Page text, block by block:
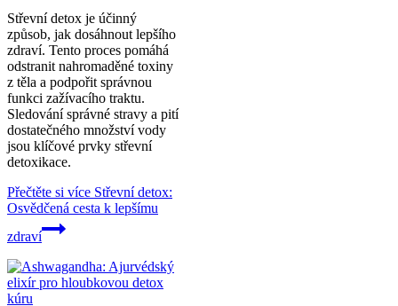
Střevní detox je účinný
způsob, jak dosáhnout lepšího
zdraví. Tento proces pomáhá
odstranit nahromaděné toxiny
z těla a podpořit správnou
funkci zažívacího traktu.
Sledování správné stravy a pití
dostatečného množství vody
jsou klíčové prvky střevní
detoxikace.
Přečtěte si více Střevní detox:
Osvědčená cesta k lepšímu
zdraví